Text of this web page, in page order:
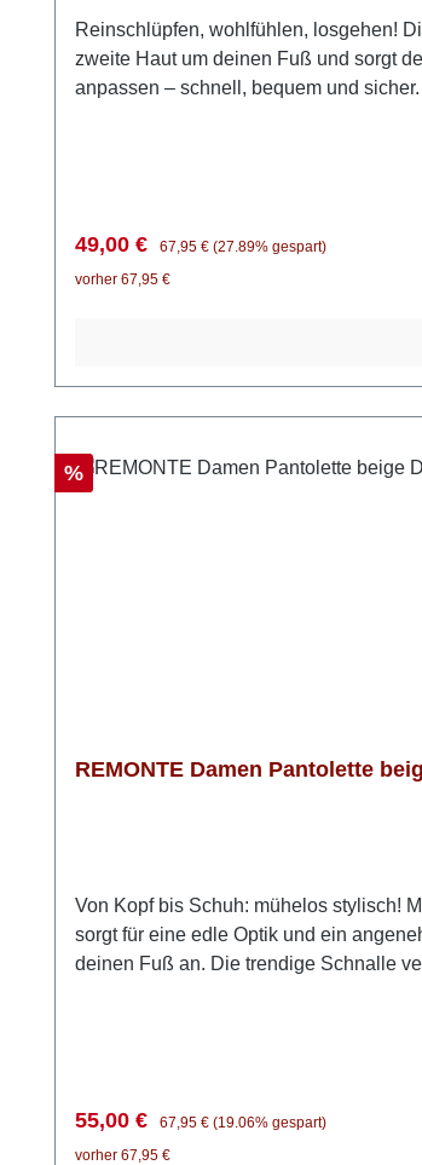
Reinschlüpfen, wohlfühlen, losgehen!
zweite Haut um deinen Fuß und sorgt
anpassen – schnell, bequem und
Verkaufspreis:
49,00 € Regulärer Preis:
67,95 € (27.89% gespart)
vorher 67,95 €
Rabatt
%
REMONTE Damen Pantolette
Von Kopf bis Schuh: mühelos stylisch!
sorgt für eine edle Optik und ein
deinen Fuß an. Die trendige Schnalle
Verkaufspreis:
55,00 € Regulärer Preis:
67,95 € (19.06% gespart)
vorher 67,95 €